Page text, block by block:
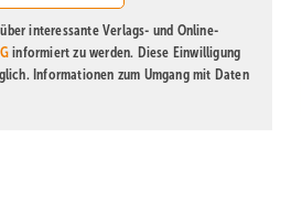
interessante Verlags- und Online-
informiert zu werden. Diese Einwilligung
Informationen zum Umgang mit Daten